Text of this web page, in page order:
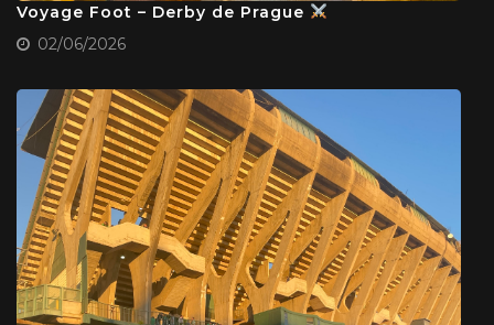
Voyage Foot – Derby de Prague
02/06/2026